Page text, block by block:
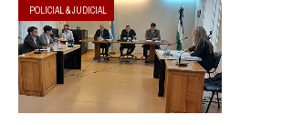
POLICIAL & JUDICIAL